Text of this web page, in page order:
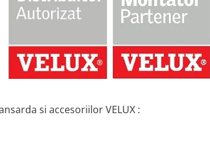
si accesoriilor VELUX :